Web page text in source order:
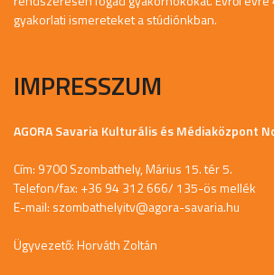
gyakorlati ismereteket a stúdiónkban.
IMPRESSZUM
AGORA Savaria Kulturális és Médiaközpont
Cím: 9700 Szombathely, Márius 15. tér 5.
Telefon/fax: +36 94 312 666/ 135-ös mellék
E-mail: szombathelyitv@agora-savaria.hu
Ügyvezető: Horváth Zoltán